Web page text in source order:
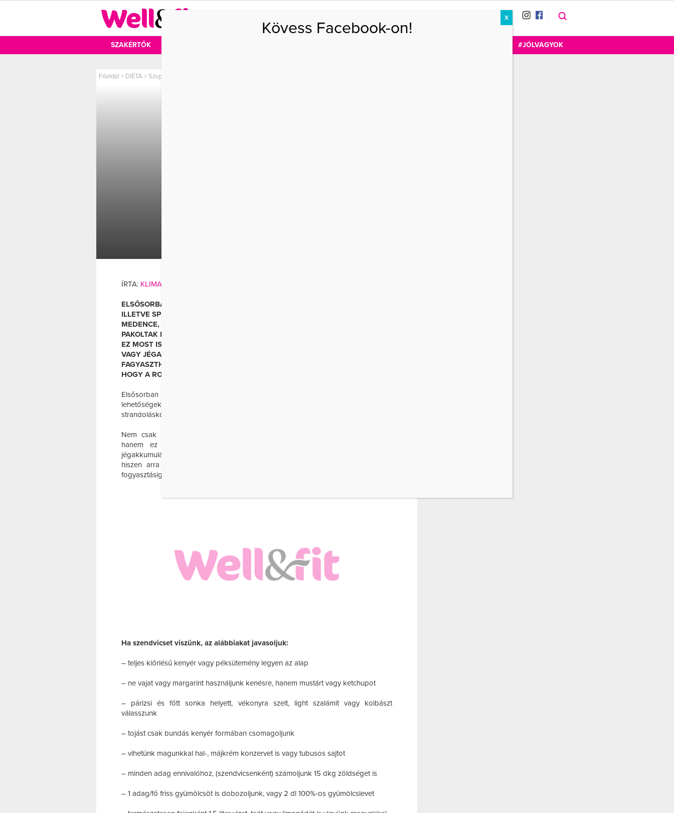
SZAKÉRTŐK #JÓLVAGYOK
Főoldal > DIÉTA > Szuper karcsúsító strandétkek
ÍRTA: KLIMA ANITA
ELSŐSORBAN AZ ANYAGIAKTÓL, MÁSODSORBAN AZ ÍZLÉSÜNKTŐL,
ILLETVE SPECIÁLIS LEHETŐSÉGEKTŐL FÜGG, HOGY MIT ESZÜNK-ISZUNK A
MEDENCE, VÍZPART MELLETT, STRANDOLÁSKOR. NEM CSAK RÉGEBBEN
PAKOLTAK FEL A CSALÁDOK SZENDVICSEKET A STRANDOLÁSHOZ, HANEM
EZ MOST IS TELJESEN TERMÉSZETES. SEGÍTŐTÁRSUNK A HŰTŐTÁSKA,
VAGY JÉGAKKUMULÁTOR (KÉK, TÉGLALAP ALAKÚ, MÉLYHŰTŐBEN
FAGYASZTHATÓ LAPOS DOBOZKA), HISZEN ARRA IS ÜGYELNÜNK KELL,
HOGY A ROMLÁSI FOLYAMATOKAT […]
Elsősorban az anyagiaktól, másodsorban az ízlésünktől, illetve speciális
lehetőségektől függ, hogy mit eszünk-iszunk a medence, vízpart mellett,
strandoláskor.
Nem csak régebben pakoltak fel a családok szendvicseket a strandoláshoz,
hanem ez most is teljesen természetes. Segítőtársunk a hűtőtáska, vagy
jégakkumulátor (kék, téglalap alakú, mélyhűtőben fagyasztható lapos dobozka),
hiszen arra is ügyelnünk kell, hogy a romlási folyamatokat megelőzzük, és a
fogyasztásig lehetőség szerint hidegen tartsuk az enni-innivalókat.
Ha szendvicset viszünk, az alábbiakat javasoljuk:
– teljes kiőrlésű kenyér vagy péksütemény legyen az alap
– ne vajat vagy margarint használjunk kenésre, hanem mustárt vagy ketchupot
– párizsi és főtt sonka helyett, vékonyra szelt, light szalámit vagy kolbászt
válasszunk
– tojást csak bundás kenyér formában csomagoljunk
– vihetünk magunkkal hal-, májkrém konzervet is vagy tubusos sajtot
– minden adag ennivalóhoz, (szendvicsenként) számoljunk 15 dkg zöldséget is
– 1 adag/fő friss gyümölcsöt is dobozoljunk, vagy 2 dl 100%-os gyümölcslevet
Kövess Facebook-on!
X